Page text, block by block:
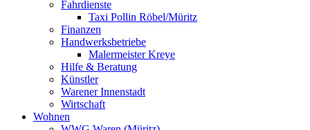
Fahrdienste
Taxi Pollin Röbel/Müritz
Finanzen
Handwerksbetriebe
Malermeister Kreye
Hilfe & Beratung
Künstler
Warener Innenstadt
Wirtschaft
Wohnen